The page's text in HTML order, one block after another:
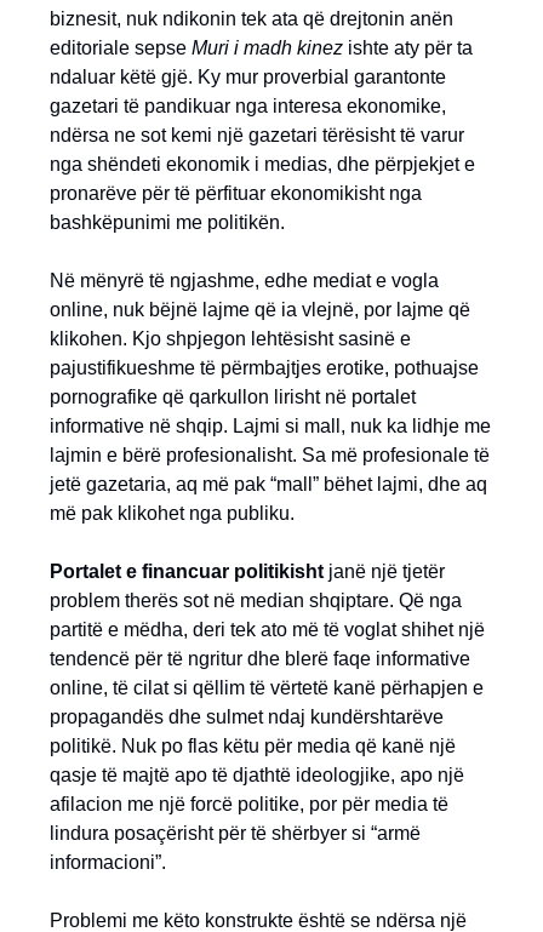
biznesit, nuk ndikonin tek ata që drejtonin anën
editoriale sepse Muri i madh kinez ishte aty për ta
ndaluar këtë gjë. Ky mur proverbial garantonte
gazetari të pandikuar nga interesa ekonomike,
ndërsa ne sot kemi një gazetari tërësisht të varur
nga shëndeti ekonomik i medias, dhe përpjekjet e
pronarëve për të përfituar ekonomikisht nga
bashkëpunimi me politikën.
Në mënyrë të ngjashme, edhe mediat e vogla
online, nuk bëjnë lajme që ia vlejnë, por lajme që
klikohen. Kjo shpjegon lehtësisht sasinë e
pajustifikueshme të përmbajtjes erotike, pothuajse
pornografike që qarkullon lirisht në portalet
informative në shqip. Lajmi si mall, nuk ka lidhje me
lajmin e bërë profesionalisht. Sa më profesionale të
jetë gazetaria, aq më pak “mall” bëhet lajmi, dhe aq
më pak klikohet nga publiku.
Portalet e financuar politikisht janë një tjetër
problem therës sot në median shqiptare. Që nga
partitë e mëdha, deri tek ato më të voglat shihet një
tendencë për të ngritur dhe blerë faqe informative
online, të cilat si qëllim të vërtetë kanë përhapjen e
propagandës dhe sulmet ndaj kundërshtarëve
politikë. Nuk po flas këtu për media që kanë një
qasje të majtë apo të djathtë ideologjike, apo një
afilacion me një forcë politike, por për media të
lindura posaçërisht për të shërbyer si “armë
informacioni”.
Problemi me këto konstrukte është se ndërsa një